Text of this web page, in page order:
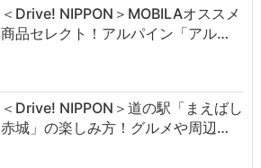
＜Drive! NIPPON＞MOBILAオススメ
商品セレクト！アルパイン「アル…
＜Drive! NIPPON＞道の駅「まえばし
赤城」の楽しみ方！グルメや周辺…